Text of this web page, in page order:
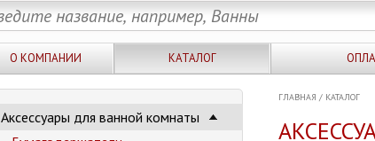
О КОМПАНИИ КАТАЛОГ
ГЛАВНАЯ / КАТАЛОГ
Аксессуары для ванной комнаты